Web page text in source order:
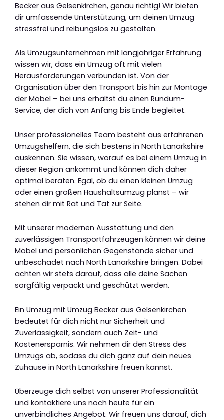
Becker aus Gelsenkirchen, genau richtig! Wir bieten
dir umfassende Unterstützung, um deinen Umzug
stressfrei und reibungslos zu gestalten.
Als Umzugsunternehmen mit langjähriger Erfahrung
wissen wir, dass ein Umzug oft mit vielen
Herausforderungen verbunden ist. Von der
Organisation über den Transport bis hin zur Montage
der Möbel – bei uns erhältst du einen Rundum-
Service, der dich von Anfang bis Ende begleitet.
Unser professionelles Team besteht aus erfahrenen
Umzugshelfern, die sich bestens in North Lanarkshire
auskennen. Sie wissen, worauf es bei einem Umzug in
dieser Region ankommt und können dich daher
optimal beraten. Egal, ob du einen kleinen Umzug
oder einen großen Haushaltsumzug planst – wir
stehen dir mit Rat und Tat zur Seite.
Mit unserer modernen Ausstattung und den
zuverlässigen Transportfahrzeugen können wir deine
Möbel und persönlichen Gegenstände sicher und
unbeschadet nach North Lanarkshire bringen. Dabei
achten wir stets darauf, dass alle deine Sachen
sorgfältig verpackt und geschützt werden.
Ein Umzug mit Umzug Becker aus Gelsenkirchen
bedeutet für dich nicht nur Sicherheit und
Zuverlässigkeit, sondern auch Zeit- und
Kostenersparnis. Wir nehmen dir den Stress des
Umzugs ab, sodass du dich ganz auf dein neues
Zuhause in North Lanarkshire freuen kannst.
Überzeuge dich selbst von unserer Professionalität
und kontaktiere uns noch heute für ein
unverbindliches Angebot. Wir freuen uns darauf, dich